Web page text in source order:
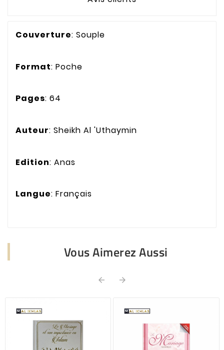
Couverture: Souple
Format: Poche
Pages: 64
Auteur: Sheikh Al 'Uthaymin
Edition: Anas
Langue: Français
Vous Aimerez Aussi
 